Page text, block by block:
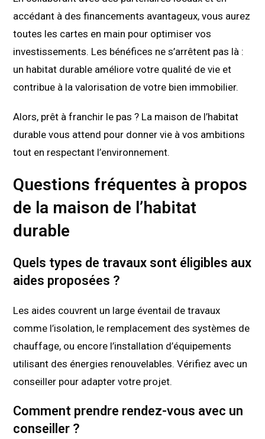
accédant à des financements avantageux, vous aurez
toutes les cartes en main pour optimiser vos
investissements. Les bénéfices ne s’arrêtent pas là :
un habitat durable améliore votre qualité de vie et
contribue à la valorisation de votre bien immobilier.
Alors, prêt à franchir le pas ? La maison de l’habitat
durable vous attend pour donner vie à vos ambitions
tout en respectant l’environnement.
Questions fréquentes à propos
de la maison de l’habitat
durable
Quels types de travaux sont éligibles aux
aides proposées ?
Les aides couvrent un large éventail de travaux
comme l’isolation, le remplacement des systèmes de
chauffage, ou encore l’installation d’équipements
utilisant des énergies renouvelables. Vérifiez avec un
conseiller pour adapter votre projet.
Comment prendre rendez-vous avec un
conseiller ?